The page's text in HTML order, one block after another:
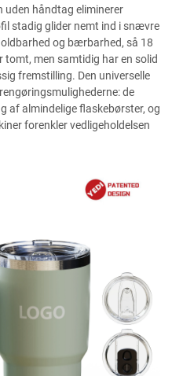
håndtag eliminerer
stadig glider nemt ind i snævre
og bærbarhed, så 18
men samtidig har en solid
fremstilling. Den universelle
de
af almindelige flaskebørster, og
forenkler vedligeholdelsen